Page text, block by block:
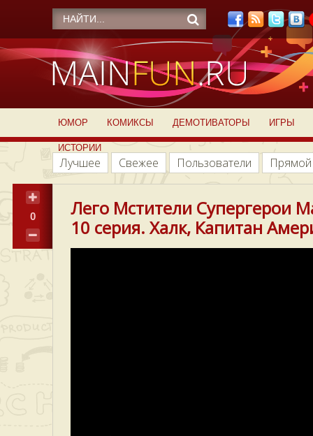
ЮМОР КОМИКСЫ ДЕМОТИВАТОРЫ ИГРЫ
ИСТОРИИ
Лучшее Свежее Пользователи
0
Лего Мстители Супергерои
10 серия. Халк, Капитан